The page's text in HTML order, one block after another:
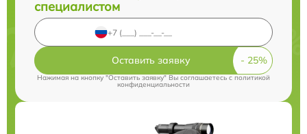
специалистом
Оставить заявку
Нажимая на кнопку "Оставить заявку" Вы соглашаетесь cполитикой
конфиденциальности